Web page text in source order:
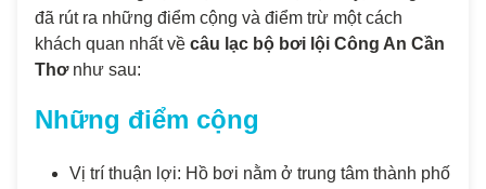
đã rút ra những điểm cộng và điểm trừ một cách
khách quan nhất về câu lạc bộ bơi lội Công An Cần
Thơnhư sau:
Những điểm cộng
Vị trí thuận lợi: Hồ bơi nằm ở trung tâm thành phố